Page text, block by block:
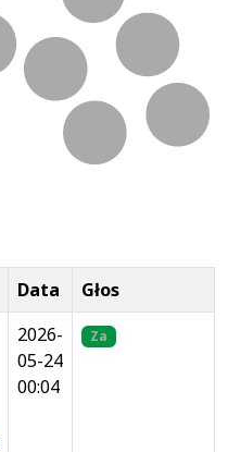
Data
Głos
2026-
05-24
00:04
Za